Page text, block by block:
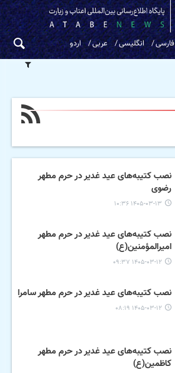
فارسی انگلیسی عربی اردو
نصب کتیبه‌های عید غدیر در حرم مطهر
رضوی
۱۴۰۵-۰۳-۱۳ ۱۰:۳۶
نصب کتیبه‌های عید غدیر در حرم مطهر
امیرالمؤمنین(ع)
۱۴۰۵-۰۳-۱۲ ۰۹:۳۷
نصب کتیبه‌های عید غدیر در حرم مطهر سامرا
۱۴۰۵-۰۳-۱۲ ۰۸:۱۹
نصب کتیبه‌های عید غدیر در حرم مطهر
کاظمین(ع)